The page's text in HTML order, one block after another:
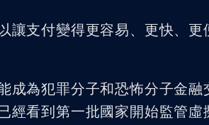
讓支付變得更容易、更快、
成為犯罪分子和恐怖分子金
經看到第一批國家開始監管